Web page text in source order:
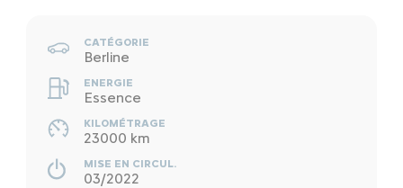
CATÉGORIE
Berline
ENERGIE
Essence
KILOMÉTRAGE
23000 km
MISE EN CIRCUL.
03/2022